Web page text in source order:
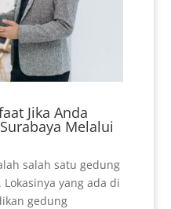
Jika Anda
Melalui
salah satu gedung
yang ada di
gedung